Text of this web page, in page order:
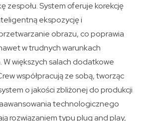
zespołu. System oferuje korekcję
ekspozycję i
obrazu, co poprawia
w trudnych warunkach
W większych salach dodatkowe
współpracują ze sobą, tworząc
o jakości zbliżonej do produkcji
technologicznego
rozwiązaniem typu plug and play,